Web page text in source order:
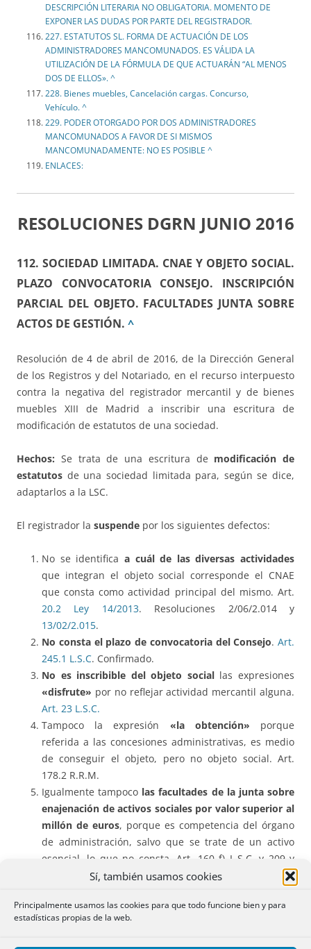
Sí, también usamos cookies
Principalmente usamos las cookies para que todo funcione bien y para
estadísticas propias de la web.
DESCRIPCIÓN LITERARIA NO OBLIGATORIA. MOMENTO DE
EXPONER LAS DUDAS POR PARTE DEL REGISTRADOR.
227. ESTATUTOS SL. FORMA DE ACTUACIÓN DE LOS
ADMINISTRADORES MANCOMUNADOS. ES VÁLIDA LA
UTILIZACIÓN DE LA FÓRMULA DE QUE ACTUARÁN “AL MENOS
DOS DE ELLOS». ^
228. Bienes muebles, Cancelación cargas. Concurso,
Vehículo. ^
229. PODER OTORGADO POR DOS ADMINISTRADORES
MANCOMUNADOS A FAVOR DE SI MISMOS
MANCOMUNADAMENTE: NO ES POSIBLE ^
ENLACES:
RESOLUCIONES DGRN JUNIO 2016
112. SOCIEDAD LIMITADA. CNAE Y OBJETO SOCIAL.
PLAZO CONVOCATORIA CONSEJO. INSCRIPCIÓN
PARCIAL DEL OBJETO. FACULTADES JUNTA SOBRE
ACTOS DE GESTIÓN. ^
Resolución de 4 de abril de 2016, de la Dirección General
de los Registros y del Notariado, en el recurso interpuesto
contra la negativa del registrador mercantil y de bienes
muebles XIII de Madrid a inscribir una escritura de
modificación de estatutos de una sociedad.
Hechos: Se trata de una escritura de modificación de
estatutos de una sociedad limitada para, según se dice,
adaptarlos a la LSC.
El registrador la suspende por los siguientes defectos:
No se identifica a cuál de las diversas actividades
que integran el objeto social corresponde el CNAE
que consta como actividad principal del mismo. Art.
20.2 Ley 14/2013. Resoluciones 2/06/2.014 y
13/02/2.015.
No consta el plazo de convocatoria del Consejo. Art.
245.1 L.S.C. Confirmado.
No es inscribible del objeto sociallas expresiones
«disfrute» por no reflejar actividad mercantil alguna.
Art. 23 L.S.C.
Tampoco la expresión «la obtención» porque
referida a las concesiones administrativas, es medio
de conseguir el objeto, pero no objeto social. Art.
178.2 R.R.M.
Igualmente tampoco las facultades de la junta sobre
enajenación de activos sociales por valor superior al
millón de euros, porque es competencia del órgano
de administración, salvo que se trate de un activo
esencial, lo que no consta. Art. 160 f) L.S.C. y 209 y
Confirmado.
La sociedad recurre y alega que en la escritura ya se dice
que la actividad principal es la que corresponde al CNAE